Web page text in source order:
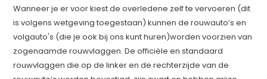
Wanneer je er voor kiest de overledene zelf te vervoeren (dit
is volgens wetgeving toegestaan) kunnen de rouwauto’s en
volgauto's (die je ook bij ons kunt huren)worden voorzien van
zogenaamde rouwvlaggen. De officiële en standaard
rouwvlaggen die op de linker en de rechterzijde van de